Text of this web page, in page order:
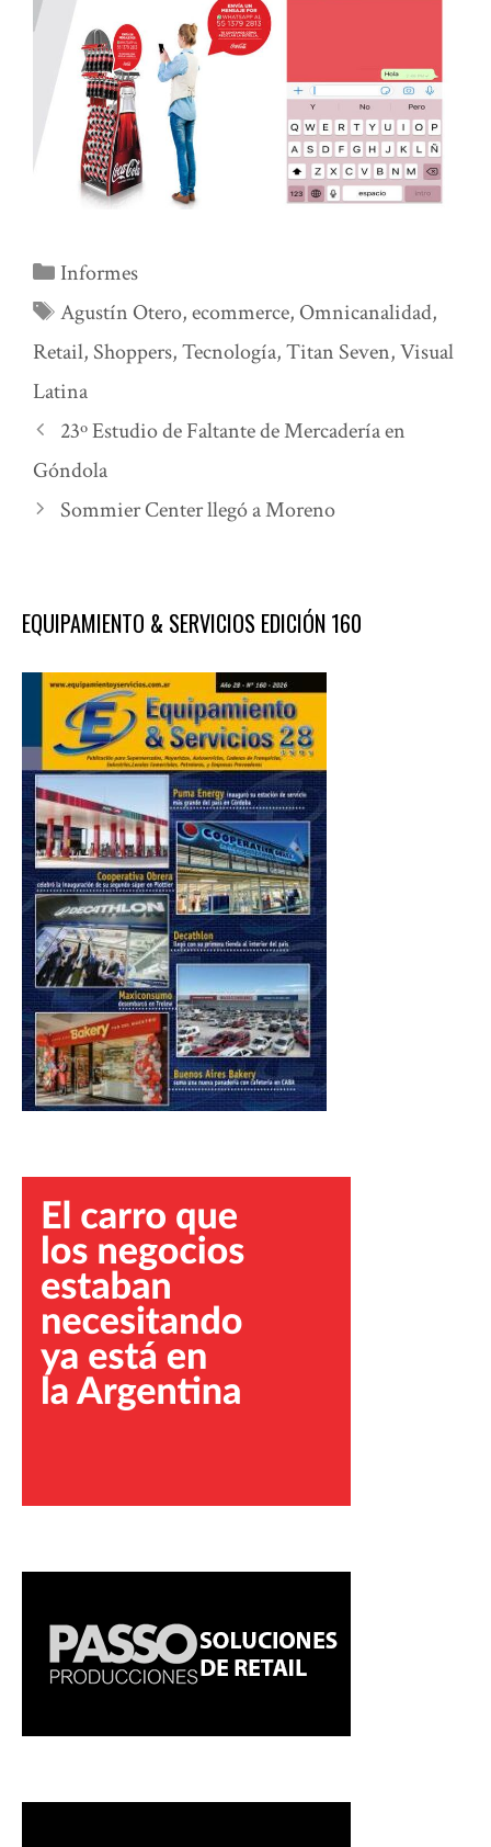
Categorías
Informes
Etiquetas
Agustín Otero,ecommerce, Omnicanalidad,
Retail, Shoppers,Tecnología,Titan Seven,Visual
Latina
23º Estudio de Faltante de Mercadería en
Góndola
Sommier Center llegó a Moreno
EQUIPAMIENTO & SERVICIOS EDICIÓN 160